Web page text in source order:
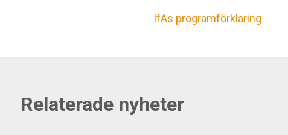
IfAs programförklaring
Relaterade nyheter